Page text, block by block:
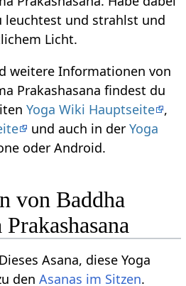
leuchtest und strahlst und
Licht.
weitere Informationen von
Prakashasana findest du
Yoga Wiki Hauptseite ,
und auch in derYoga
oder Android.
von Baddha
Asana, diese Yoga
den Asanas im Sitzen.